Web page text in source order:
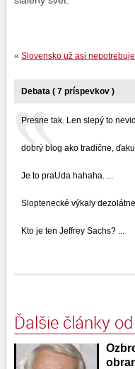
« Slovensko už asi
Debata ( 7 príspevkov )
Presne tak. Len slepý to
dobrý blog ako tradične,
Je to praUda hahaha. ...
Sloptenecké výkaly
Kto je ten Jeffrey Sachs? ...
Ďalšie články